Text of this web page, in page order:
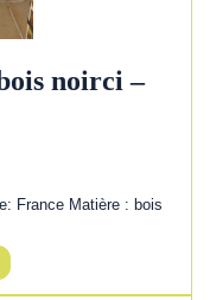
noirci –
France Matière : bois